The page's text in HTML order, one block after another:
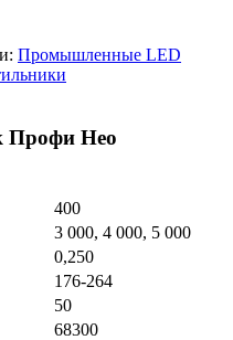
Промышленные LED
Профи Нео
400
3 000, 4 000, 5 000
0,250
176-264
50
68300